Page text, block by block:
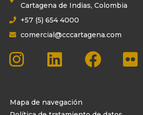
Cartagena de Indias, Colombia
+57 (5) 654 4000
comercial@cccartagena.com
Mapa de navegación